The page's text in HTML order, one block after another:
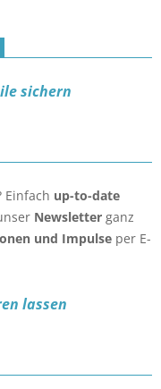
sichern
Einfach up-to-date
Newsletter ganz
und Impulse per E-
lassen